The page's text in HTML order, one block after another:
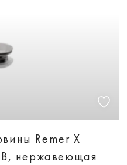
Remer X
нержавеющая